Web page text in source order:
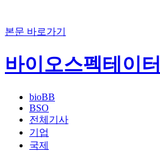
본문 바로가기
바이오스펙테이터
bioBB
BSO
전체기사
기업
국제